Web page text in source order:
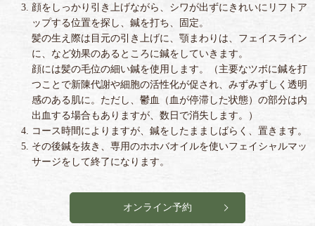
顔をしっかり引き上げながら、シワが出ずにきれいにリフトア
ップする位置を探し、鍼を打ち、固定。
髪の生え際は目元の引き上げに、顎まわりは、フェイスライン
に、など効果のあるところに鍼をしていきます。
顔には髪の毛位の細い鍼を使用します。（主要なツボに鍼を打
つことで新陳代謝や細胞の活性化が促され、みずみずしく透明
感のある肌に。ただし、鬱血（血が停滞した状態）の部分は内
出血する場合もありますが、数日で消失します。）
コース時間によりますが、鍼をしたまましばらく、置きます。
その後鍼を抜き、専用のホホバオイルを使いフェイシャルマッ
サージをして終了になります。
オンライン予約